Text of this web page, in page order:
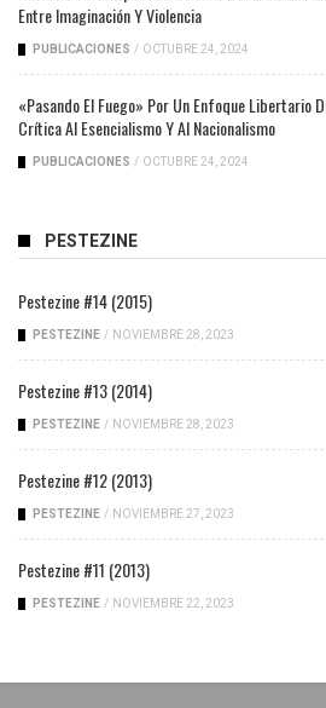
Entre Imaginación Y Violencia
PUBLICACIONES / OCTUBRE 24, 2024
«Pasando El Fuego» Por Un Enfoque Libertario
Crítica Al Esencialismo Y Al Nacionalismo
PUBLICACIONES / OCTUBRE 24, 2024
PESTEZINE
Pestezine #14 (2015)
PESTEZINE / NOVIEMBRE 28, 2023
Pestezine #13 (2014)
PESTEZINE / NOVIEMBRE 28, 2023
Pestezine #12 (2013)
PESTEZINE / NOVIEMBRE 27, 2023
Pestezine #11 (2013)
PESTEZINE / NOVIEMBRE 22, 2023